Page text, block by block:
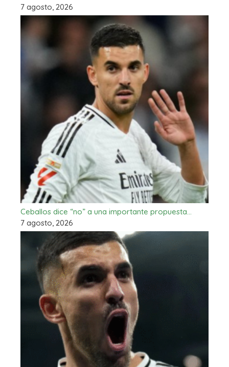
7 agosto, 2026
Ceballos dice “no” a una importante propuesta…
7 agosto, 2026